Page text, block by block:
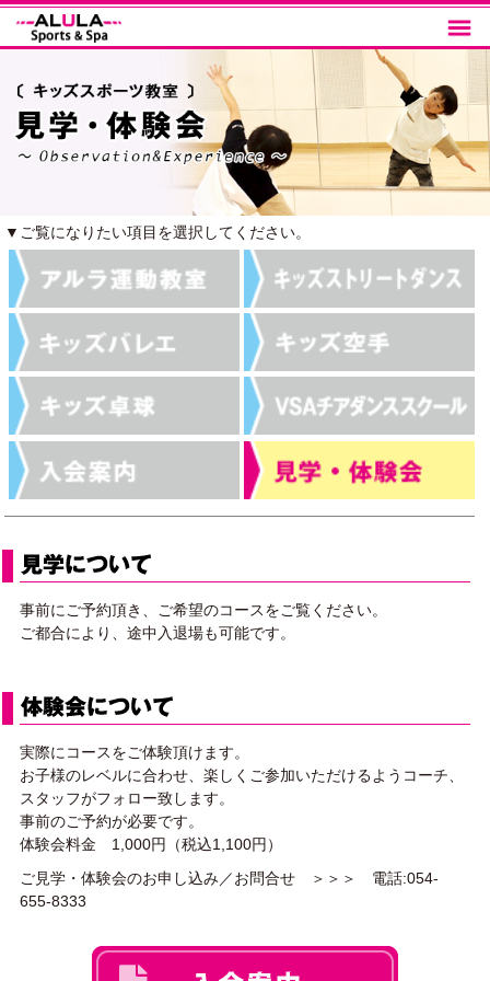
メニ
▼ご覧になりたい項目を選択してください。
事前にご予約頂き、ご希望のコースをご覧ください。
ご都合により、途中入退場も可能です。
実際にコースをご体験頂けます。
お子様のレベルに合わせ、楽しくご参加いただけるようコーチ、
スタッフがフォロー致します。
事前のご予約が必要です。
体験会料金 1,000円（税込1,100円）
ご見学・体験会のお申し込み／お問合せ ＞＞＞ 電話:054-
655-8333